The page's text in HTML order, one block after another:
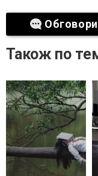
Також по